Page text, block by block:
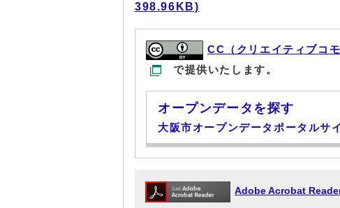
398.96KB)
CC（クリエイティブコ
で提供いたします。
オープンデータを探す
大阪市オープンデータポータルサ
Adobe Acrobat Reader